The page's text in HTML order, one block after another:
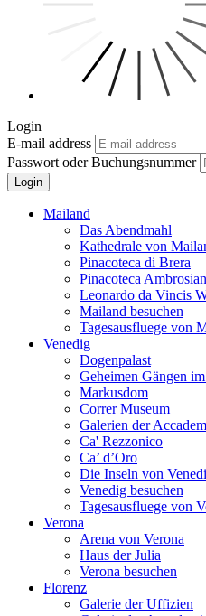
Login
E-mail address
Passwort oder Buchungsnummer
Login
Mailand
Das Abendmahl
Kathedrale von
Pinacoteca di Brera
Pinacoteca
Leonardo da Vincis
Mailand besuchen
Tagesausfluege von
Venedig
Dogenpalast
Geheimen Gängen
Markusdom
Correr Museum
Galerien der
Ca' Rezzonico
Ca’ d’Oro
Die Inseln von
Venedig besuchen
Tagesausfluege von
Verona
Arena von Verona
Haus der Julia
Verona besuchen
Florenz
Galerie der Uffizien